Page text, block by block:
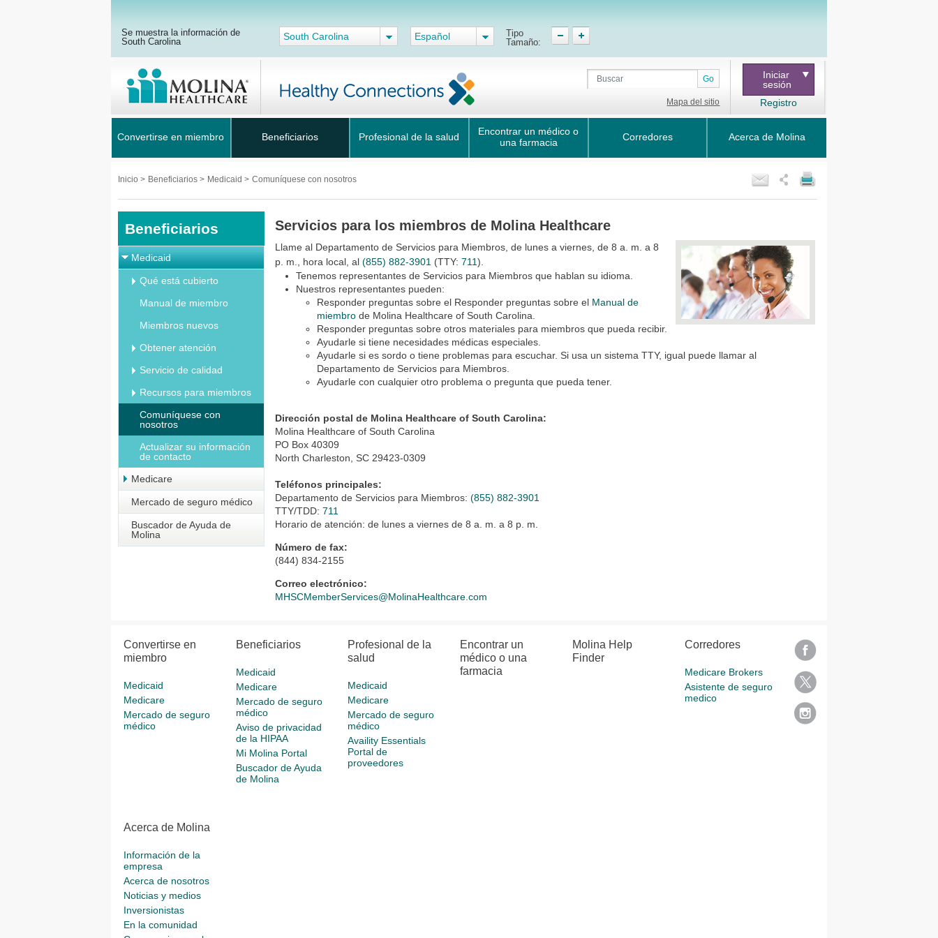
Se muestra la información de
South Carolina
South Carolina Español
Tipo
Tamaño:
Go
Mapa del sitio
Iniciar
sesión
Registro
Convertirse en miembro Beneficiarios Profesional de la salud
Encontrar un médico o
una farmacia
Corredores Acerca de Molina
Inicio > Beneficiarios > Medicaid > Comuníquese con nosotros
Beneficiarios
Medicaid
Qué está cubierto
Manual de miembro
Miembros nuevos
Obtener atención
Servicio de calidad
Recursos para miembros
Comuníquese con
nosotros
Actualizar su información
de contacto
Medicare
Mercado de seguro médico
Buscador de Ayuda de
Molina
Servicios para los miembros de Molina Healthcare
Llame al Departamento de Servicios para Miembros, de lunes a viernes, de 8 a. m. a 8
p. m., hora local, al(855) 882-3901 (TTY:711).
Tenemos representantes de Servicios para Miembros que hablan su idioma
Nuestros representantes pueden:
Responder preguntas sobre el Responder preguntas sobre el Manual de
miembro de Molina Healthcare of South Carolina
Responder preguntas sobre otros materiales para miembros que pueda recibir.
Ayudarle si tiene necesidades médicas especiales
Ayudarle si es sordo o tiene problemas para escuchar. Si usa un sistema TTY, igual puede llamar al
Departamento de Servicios para Miembros
Ayudarle con cualquier otro problema o pregunta que pueda tener.
Dirección postal de Molina Healthcare of South Carolina:
Molina Healthcare of South Carolina
PO Box 40309
North Charleston, SC 29423-0309
Teléfonos principales:
Departamento de Servicios para Miembros: (855) 882-3901
TTY/TDD:711
Horario de atención: de lunes a viernes de 8 a. m. a 8 p. m.
Número de fax:
(844) 834-2155
Correo electrónico:
MHSCMemberServices@MolinaHealthcare.com
Convertirse en
miembro
Medicaid
Medicare
Mercado de seguro
médico
Beneficiarios
Medicaid
Medicare
Mercado de seguro
médico
Aviso de privacidad
de la HIPAA
Mi Molina Portal
Buscador de Ayuda
de Molina
Profesional de la
salud
Medicaid
Medicare
Mercado de seguro
médico
Availity Essentials
Portal de
proveedores
Encontrar un
médico o una
farmacia
Molina Help
Finder
Corredores
Medicare Brokers
Asistente de seguro
medico
Acerca de Molina
Información de la
empresa
Acerca de nosotros
Noticias y medios
Inversionistas
En la comunidad